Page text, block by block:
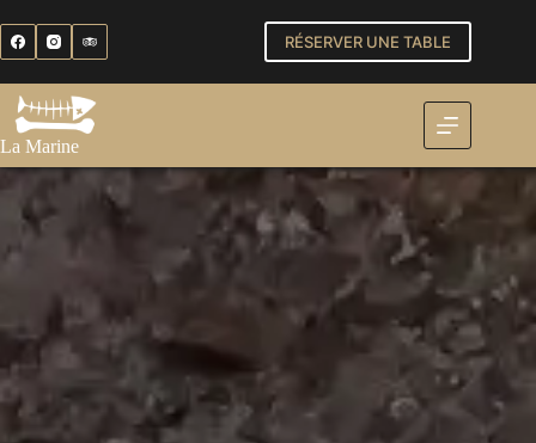
RÉSERVER UNE TABLE
La Marine